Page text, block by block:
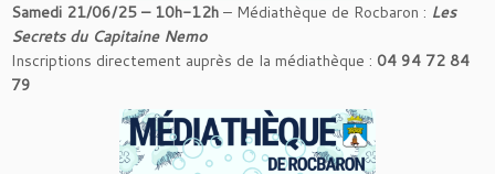
Samedi 21/06/25 – 10h-12h – Médiathèque de Rocbaron : Les
Secrets du Capitaine Nemo
Inscriptions directement auprès de la médiathèque : 04 94 72 84
79